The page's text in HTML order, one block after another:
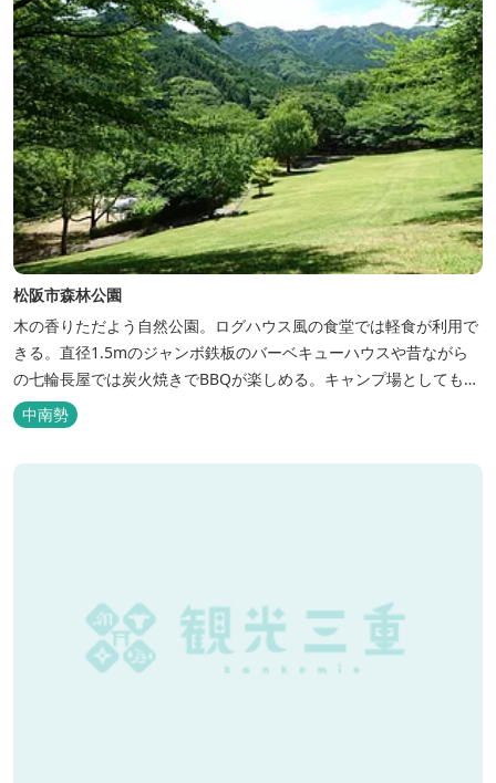
松阪市森林公園
木の香りただよう自然公園。ログハウス風の食堂では軽食が利用で
きる。直径1.5mのジャンボ鉄板のバーベキューハウスや昔ながら
の七輪長屋では炭火焼きでBBQが楽しめる。キャンプ場としても人
気で、週末は多くのキャンパーでにぎわっている。バンガローや5
タイプのテントサイトがある。展望台からは市街が一望できる。ま
た桜の時期は、多くの人々でにぎわう。 バーベキューの食材は持ち
中南勢